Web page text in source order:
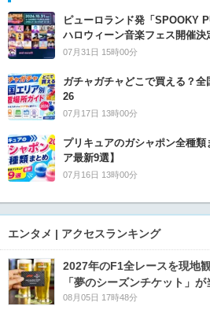
ピューロランド発「SPOOKY
ハロウィーン音楽フェス開催決
07月31日 15時00分
ガチャガチャどこで買える？
26
07月17日 13時00分
プリキュアのガシャポン全種
ア最新9選】
07月16日 13時00分
エンタメ | アクセスランキング
2027年のF1全レースを現地
「夢のシーズンチケット」が
08月05日 17時48分